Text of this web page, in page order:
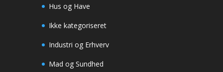
Hus og Have
Ikke kategoriseret
Industri og Erhverv
Mad og Sundhed